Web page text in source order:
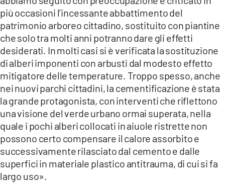
più occasioni l’incessante abbattimento del
patrimonio arboreo cittadino, sostituito con piantine
che solo tra molti anni potranno dare gli effetti
desiderati. In molti casi si è verificata la sostituzione
di alberi imponenti con arbusti dal modesto effetto
mitigatore delle temperature. Troppo spesso, anche
nei nuovi parchi cittadini, la cementificazione è stata
la grande protagonista, con interventi che riflettono
una visione del verde urbano ormai superata, nella
quale i pochi alberi collocati in aiuole ristrette non
possono certo compensare il calore assorbito e
successivamente rilasciato dal cemento e dalle
superfici in materiale plastico antitrauma, di cui si fa
largo uso».